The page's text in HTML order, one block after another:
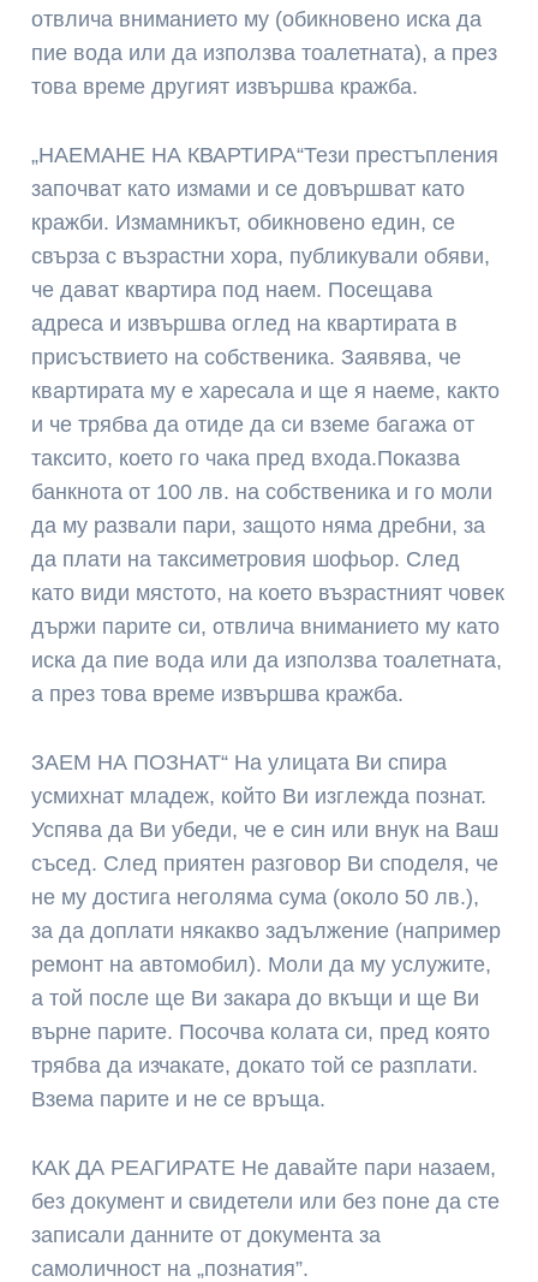
отвлича вниманието му (обикновено иска да
пие вода или да използва тоалетната), а през
това време другият извършва кражба.
„НАЕМАНЕ НА КВАРТИРА“Тези престъпления
започват като измами и се довършват като
кражби. Измамникът, обикновено един, се
свърза с възрастни хора, публикували обяви,
че дават квартира под наем. Посещава
адреса и извършва оглед на квартирата в
присъствието на собственика. Заявява, че
квартирата му е харесала и ще я наеме, както
и че трябва да отиде да си вземе багажа от
таксито, което го чака пред входа.Показва
банкнота от 100 лв. на собственика и го моли
да му развали пари, защото няма дребни, за
да плати на таксиметровия шофьор. След
като види мястото, на което възрастният човек
държи парите си, отвлича вниманието му като
иска да пие вода или да използва тоалетната,
а през това време извършва кражба.
ЗАЕМ НА ПОЗНАТ“ На улицата Ви спира
усмихнат младеж, който Ви изглежда познат.
Успява да Ви убеди, че е син или внук на Ваш
съсед. След приятен разговор Ви споделя, че
не му достига неголяма сума (около 50 лв.),
за да доплати някакво задължение (например
ремонт на автомобил). Моли да му услужите,
а той после ще Ви закара до вкъщи и ще Ви
върне парите. Посочва колата си, пред която
трябва да изчакате, докато той се разплати.
Взема парите и не се връща.
КАК ДА РЕАГИРАТЕ Не давайте пари назаем,
без документ и свидетели или без поне да сте
записали данните от документа за
самоличност на „познатия”.